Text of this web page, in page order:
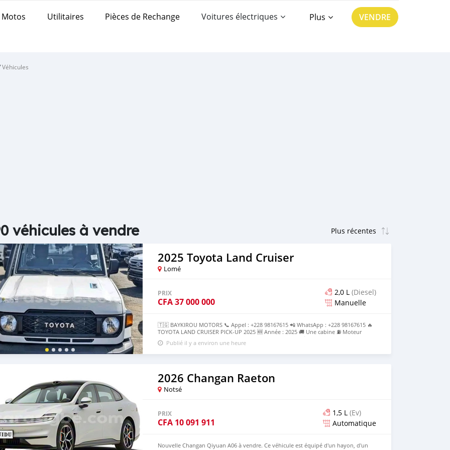
Motos Utilitaires Pièces de Rechange Voitures électriques Plus VENDRE
Véhicules
véhicules à vendre
2025 Toyota Land Cruiser
Lomé
PRIX
CFA37 000 000
2,0 L (Diesel)
Manuelle
🇹🇬 BAYKIROU MOTORS 📞 Appel : +228 98167615 📲 WhatsApp : +228 98167615 🔥
TOYOTA LAND CRUISER PICK-UP 2025 🆕 Année : 2025 🚚 Une cabine ⛽ Moteur
Diesel ⚙️ Boîte manuelle 📄 Dossier disponible en main 💰 Prix : 37.000.000 FCFA HT(
sans douane) ✅ Véhicule neuf — idéal pour usage professionnel, chantier ou
entreprise. 📞 Contactez-nous pour plus d'informations.
Publié il y a environ une heure
2026 Changan Raeton
Notsé
PRIX
CFA 10 091 911
1,5 L (Ev)
Automatique
Nouvelle Changan Qiyuan A06 à vendre. Ce véhicule est équipé d'un hayon, d'un